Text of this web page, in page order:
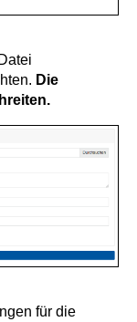
Die
für die